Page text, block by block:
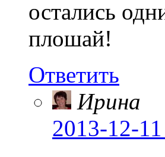
остались
плошай!
Ответить
Ирина
2013-12-11